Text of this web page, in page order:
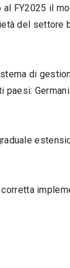
FY2025 il
del settore
di